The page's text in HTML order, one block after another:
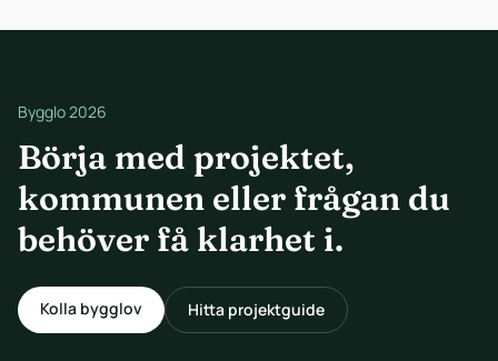
Bygglo 2026
Börja med projektet,
kommunen eller frågan du
behöver få klarhet i.
Kolla bygglov Hitta projektguide